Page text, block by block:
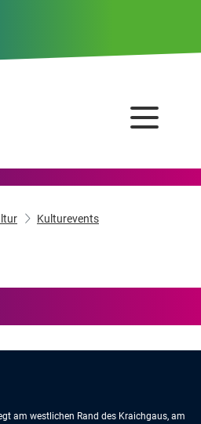
Kulturevents
am westlichen Rand des Kraichgaus, am